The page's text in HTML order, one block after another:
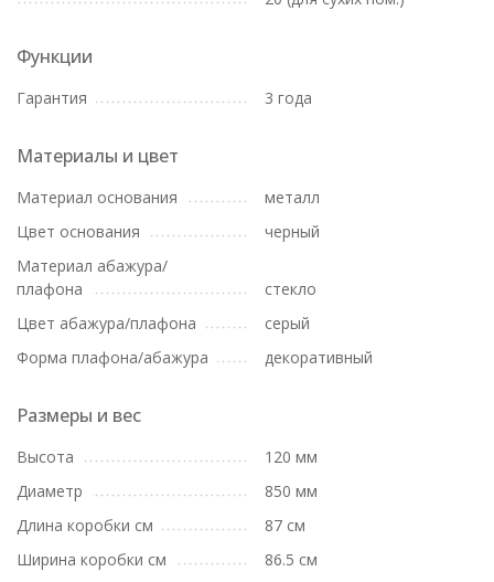
Функции
Гарантия 3 года
Материалы и цвет
Материал основания
металл
Цвет основания
черный
Материал абажура/
плафона
стекло
Цвет абажура/плафона
серый
Форма плафона/абажура
декоративный
Размеры и вес
Высота
120 мм
Диаметр
850 мм
Длина коробки см
87 см
Ширина коробки см
86.5 см